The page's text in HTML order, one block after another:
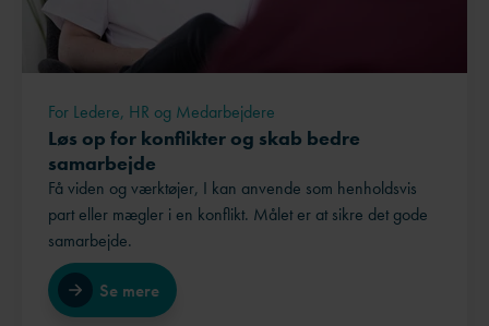
For Ledere, HR og Medarbejdere
Løs op for konflikter og skab bedre
samarbejde
Få viden og værktøjer, I kan anvende som henholdsvis
part eller mægler i en konflikt. Målet er at sikre det gode
samarbejde.
Se mere